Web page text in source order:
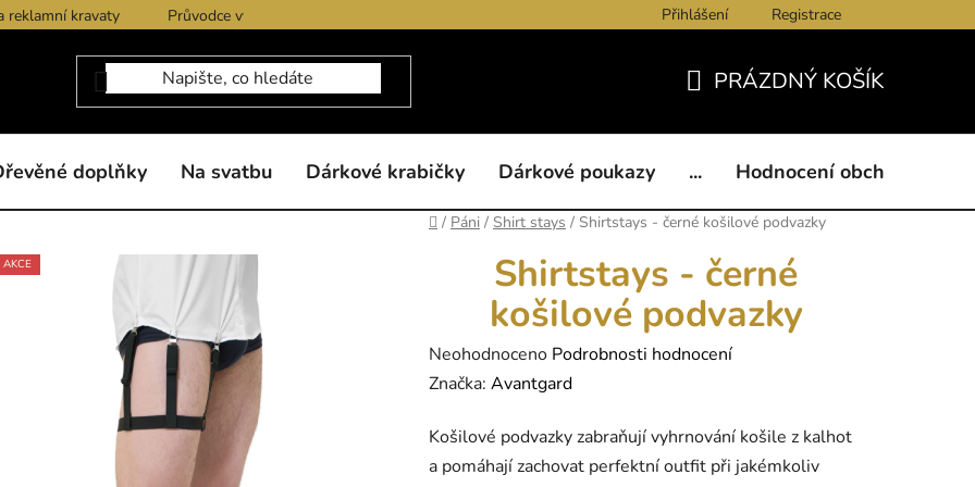
reklamní kravaty Průvodce výběrem produktů Kontakty Obchodní podmínky
Přihlášení Registrace
KOŠÍK
PRÁZDNÝ KOŠÍK
doplňky Na svatbu Dárkové krabičky Dárkové poukazy ... Hodnocení obchodu
Domů
/ Páni / Shirt stays / Shirtstays - černé košilové podvazky
Shirtstays - černé
košilové podvazky
Průměrné
hodnocení
je
0,0
Neohodnoceno Podrobnosti hodnocení
Značka: Avantgard
Košilové podvazky zabraňují vyhrnování košile z kalhot
a pomáhají zachovat perfektní outfit při jakémkoliv
AKCE